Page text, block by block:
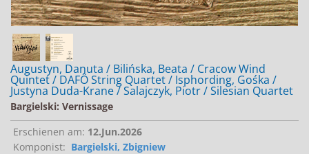
Augustyn, Danuta / Bilińska, Beata / Cracow Wind
Quintet / DAFÔ String Quartet / Isphording, Gośka /
Justyna Duda-Krane / Salajczyk, Piotr / Silesian Quartet
Bargielski: Vernissage
Erschienen am: 12.Jun.2026
Komponist: Bargielski, Zbigniew